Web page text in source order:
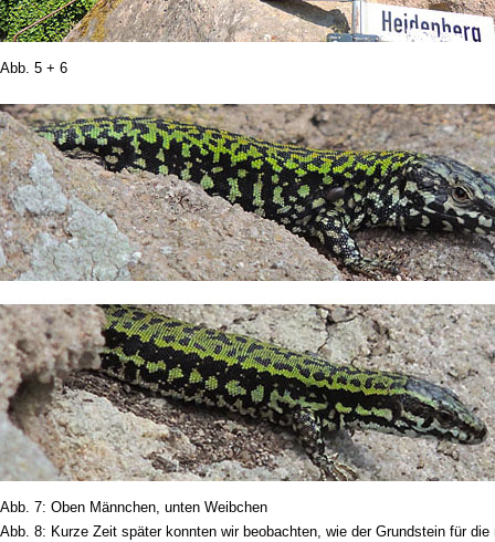
Abb. 5 + 6
Abb. 7: Oben Männchen, unten Weibchen
Abb. 8: Kurze Zeit später konnten wir beobachten, wie der Grundstein für